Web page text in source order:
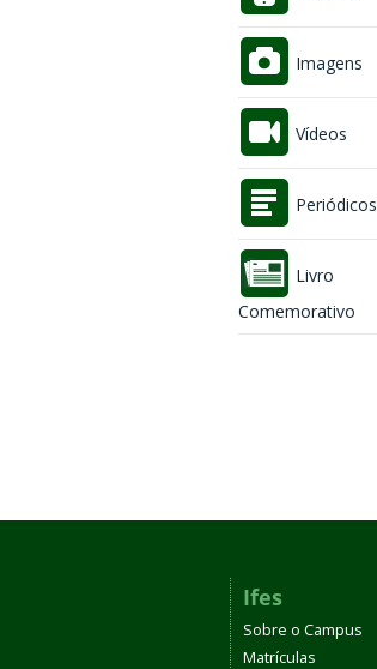
Imagens
Vídeos
Periódicos
Livro
Comemorativo
Ifes
Sobre o Campus
Matrículas